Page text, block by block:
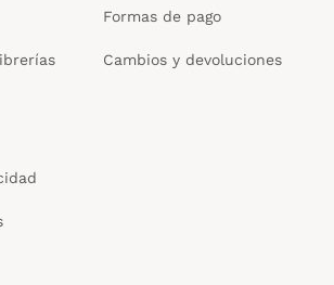
Formas de pago
Cambios y devoluciones